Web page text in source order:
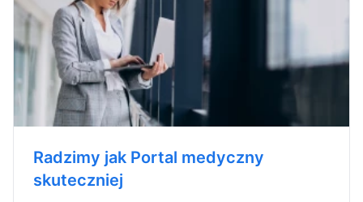
Radzimy jak Portal medyczny
skuteczniej